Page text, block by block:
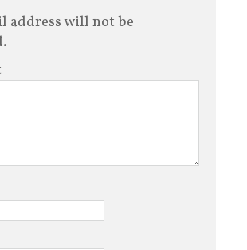
address will not be